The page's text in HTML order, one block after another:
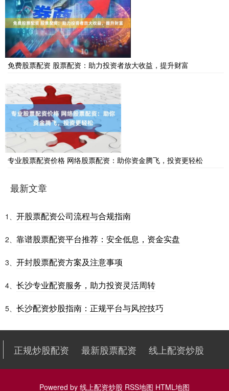
免费股票配资 股票配资：助力投资者放大收益，提升财富
专业股票配资价格 网络股票配资：助你资金腾飞，投资更轻松
最新文章
1、 开股票配资公司流程与合规指南
2、 靠谱股票配资平台推荐：安全低息，资金实盘
3、 开封股票配资方案及注意事项
4、 长沙专业配资服务，助力投资灵活周转
5、 长沙配资炒股指南：正规平台与风控技巧
正规炒股配资 最新股票配资 线上配资炒股
Powered by 线上配资炒股 RSS地图 HTML地图